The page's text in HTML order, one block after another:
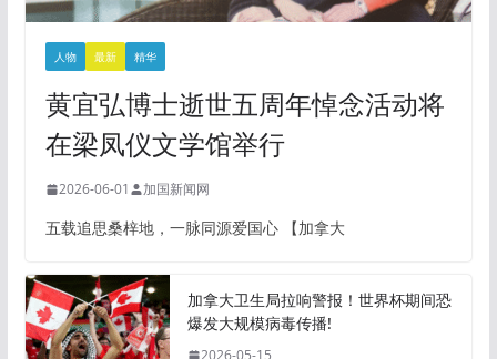
人物 最新 精华
黄宜弘博士逝世五周年悼念活动将
在梁凤仪文学馆举行
2026-06-01 加国新闻网
五载追思桑梓地，一脉同源爱国心 【加拿大
加拿大卫生局拉响警报！世界杯期间恐
爆发大规模病毒传播!